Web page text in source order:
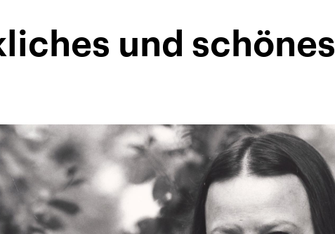
und schönes